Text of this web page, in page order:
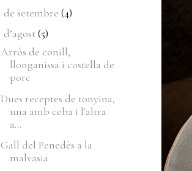
de setembre (4)
d’agost(5)
Arròs de conill,
llonganissa i costella de
porc
Dues receptes de tonyina,
una amb ceba i l'altra
a...
Gall del Penedès a la
malvasia